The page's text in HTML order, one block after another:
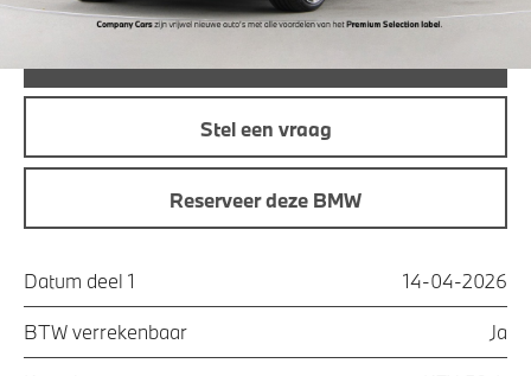
Stel een vraag
Reserveer deze BMW
Datum deel 1 14-04-2026
BTW verrekenbaar Ja